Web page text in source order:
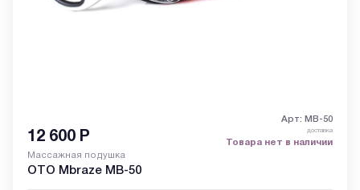
Арт: MB-50
12 600 Р доставка
Товара нет в наличии
Массажная подушка
OTO Mbraze MB-50